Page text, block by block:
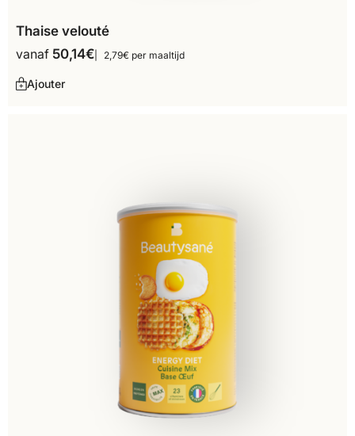
Thaise velouté
vanaf 50,14€ 2,79€ per maaltijd
Ajouter